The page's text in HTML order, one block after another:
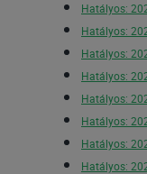
Hatályos:
Hatályos:
Hatályos:
Hatályos:
Hatályos:
Hatályos:
Hatályos:
Hatályos: